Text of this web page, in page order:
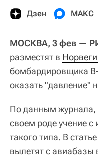
Дзен МАКС
МОСКВА, 3 фев —
разместят в
бомбардировщика
оказать "давление"
По данным журнала,
своем роде учение
такого типа. В
вылетят с авиабазы